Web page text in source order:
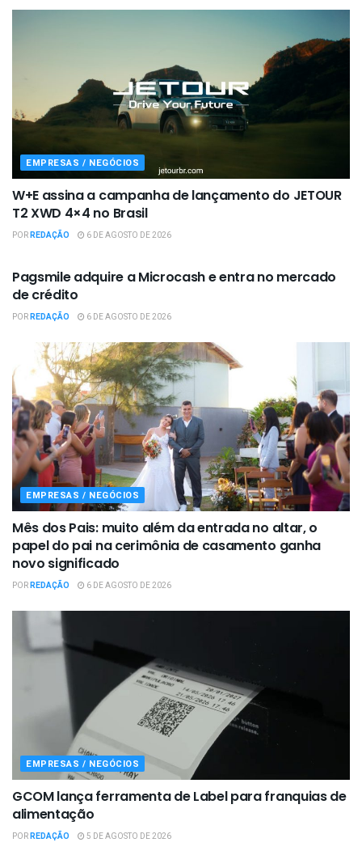
EMPRESAS / NEGÓCIOS
W+E assina a campanha de lançamento do JETOUR
T2 XWD 4×4 no Brasil
PORREDAÇÃO 6 DE AGOSTO DE 2026
Pagsmile adquire a Microcash e entra no mercado
de crédito
PORREDAÇÃO 6 DE AGOSTO DE 2026
EMPRESAS / NEGÓCIOS
Mês dos Pais: muito além da entrada no altar, o
papel do pai na cerimônia de casamento ganha
novo significado
PORREDAÇÃO 6 DE AGOSTO DE 2026
EMPRESAS / NEGÓCIOS
GCOM lança ferramenta de Label para franquias de
alimentação
PORREDAÇÃO 5 DE AGOSTO DE 2026